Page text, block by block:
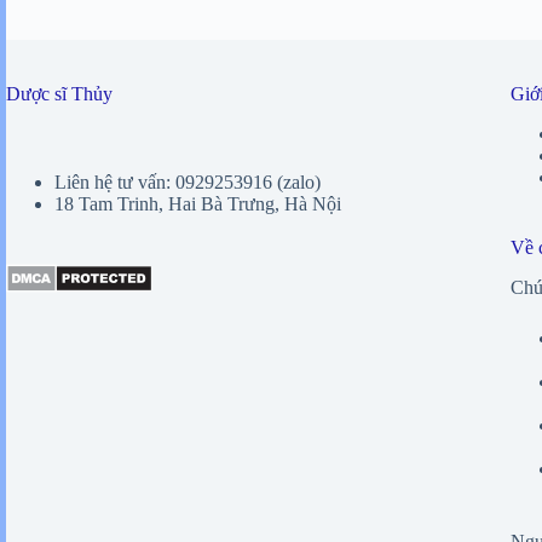
Dược sĩ Thủy
Liên hệ tư vấn: 0929253916 (zalo)
18 Tam Trinh, Hai Bà Trưng, Hà Nội
Về